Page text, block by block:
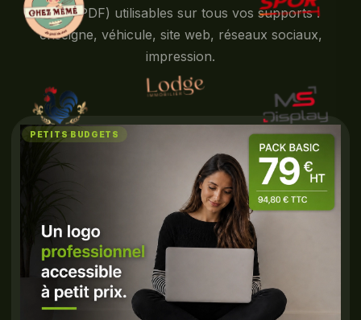
PNG, PDF) utilisables sur tous vos supports :
enseigne, véhicule, site web, réseaux sociaux,
impression.
PETITS BUDGETS